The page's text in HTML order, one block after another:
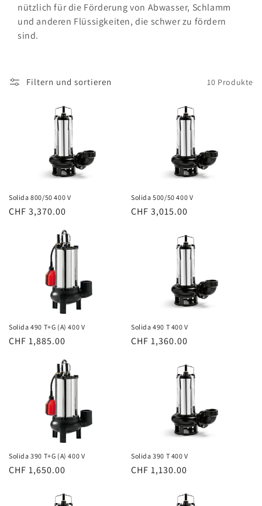
nützlich für die Förderung von Abwasser, Schlamm
und anderen Flüssigkeiten, die schwer zu fördern
sind.
Filtern und sortieren 10 Produkte
Solida 800/50 400 V
Normaler
CHF 3,370.00
Solida 500/50 400 V
Normaler
CHF 3,015.00
Solida 490 T+G (A) 400 V
Normaler
CHF 1,885.00
Solida 490 T 400 V
Normaler
CHF 1,360.00
Solida 390 T+G (A) 400 V
Normaler
CHF 1,650.00
Solida 390 T 400 V
Normaler
CHF 1,130.00